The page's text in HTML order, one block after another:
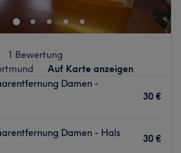
1 Bewertung
Auf Karte anzeigen
Damen -
30 €
Damen - Hals
30 €